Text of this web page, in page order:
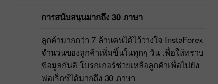
การสนับสนุนมากถึง 30 ภาษา
ลูกค้ามากกว่า 7 ล้านคนได้ไว้วางใจ InstaForex
จำนวนของลูกค้าเพิ่มขึ้นในทุกๆ วัน เพื่อให้ทราบ
ข้อมูลกันดี โบรกเกอร์ช่วยเหลือลูกค้าเพื่อไปยัง
ฟอเร็กซ์ได้มากถึง 30 ภาษา